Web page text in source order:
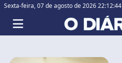
Sexta-feira,07 de agosto de 2026 22:12:45